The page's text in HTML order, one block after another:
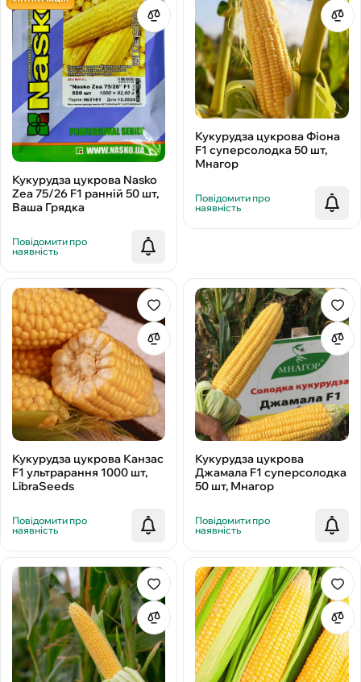
Кукурудза цукрова Nasko
Zea 75/26 F1 ранній 50 шт,
Ваша Грядка
Повідомити про
наявність
Кукурудза цукрова Фіона
F1 суперсолодка 50 шт,
Мнагор
Повідомити про
наявність
Кукурудза цукрова Канзас
F1 ультрарання 1000 шт,
LibraSeeds
Повідомити про
наявність
Кукурудза цукрова
Джамала F1 суперсолодка
50 шт, Мнагор
Повідомити про
наявність